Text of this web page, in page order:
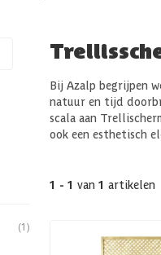
(1)
Bij Azalp begrijpen
natuur en tijd
scala aan
ook een esthetisch
1 - 1 van 1 artikelen